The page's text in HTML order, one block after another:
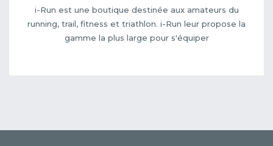
i-Run est une boutique destinée aux amateurs du
running, trail, fitness et triathlon. i-Run leur propose la
gamme la plus large pour s'équiper